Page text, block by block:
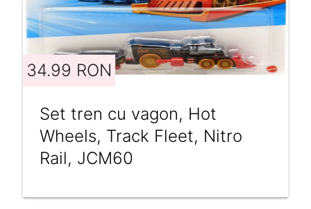
34.99 RON
Set tren cu vagon, Hot
Wheels, Track Fleet, Nitro
Rail, JCM60